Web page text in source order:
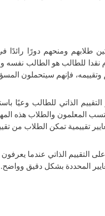
طلابهم ومنحهم دورًا
نقدا للطالب هو الطالب
وتقييمه، فإنهم سيتحملون
الذاتي للطالب وعيًا
المعلمون والطلاب هذه
تقييمية تمكن الطلاب من
التقييم الذاتي عندما
المحددة بشكل دقيق وواضح.